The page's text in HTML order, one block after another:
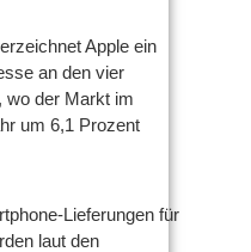
Apple ein
an den vier
wo der Markt im
um 6,1 Prozent
Lieferungen für
laut den